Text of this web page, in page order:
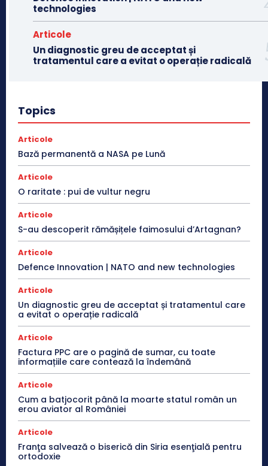
technologies
Articole
Un diagnostic greu de acceptat și
tratamentul care a evitat o operație radicală
Topics
Articole
Bază permanentă a NASA pe Lună
Articole
O raritate : pui de vultur negru
Articole
S-au descoperit rămășițele faimosului d’Artagnan?
Articole
Defence Innovation | NATO and new technologies
Articole
Un diagnostic greu de acceptat și tratamentul care
a evitat o operație radicală
Articole
Factura PPC are o pagină de sumar, cu toate
informațiile care contează la îndemână
Articole
Cum a batjocorit până la moarte statul român un
erou aviator al României
Articole
Franţa salvează o biserică din Siria esenţială pentru
ortodoxie